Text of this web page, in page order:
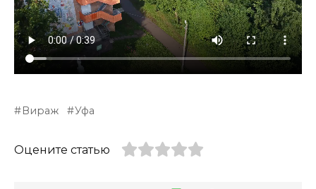
Вираж Уфа
Оцените статью